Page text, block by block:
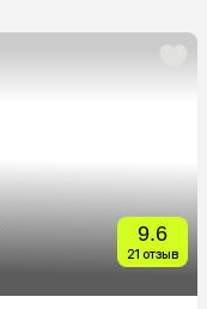
9.6
21 отзыв